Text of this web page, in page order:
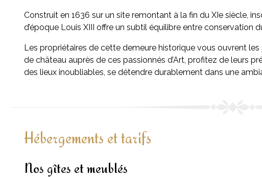
Construit en 1636 sur un site remontant à la fin du XIe siècle,
d’époque Louis XIII offre un subtil équilibre entre conservation
Les propriétaires de cette demeure historique vous ouvrent
de château auprès de ces passionnés d’Art, profitez de leurs
des lieux inoubliables, se détendre durablement dans une
Hébergements et tarifs
Nos gîtes et meublés